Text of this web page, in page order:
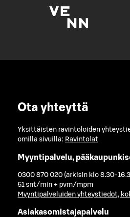
Ota yhteyttä
Yksittäisten ravintoloiden
omilla sivuilla: Ravintolat
Myyntipalvelu,
0300 870 020 (arkisin klo 8.30-
51 snt/min + pvm/mpm
Myyntipalveluiden yhteystiedot,
Asiakasomistajapalvelu